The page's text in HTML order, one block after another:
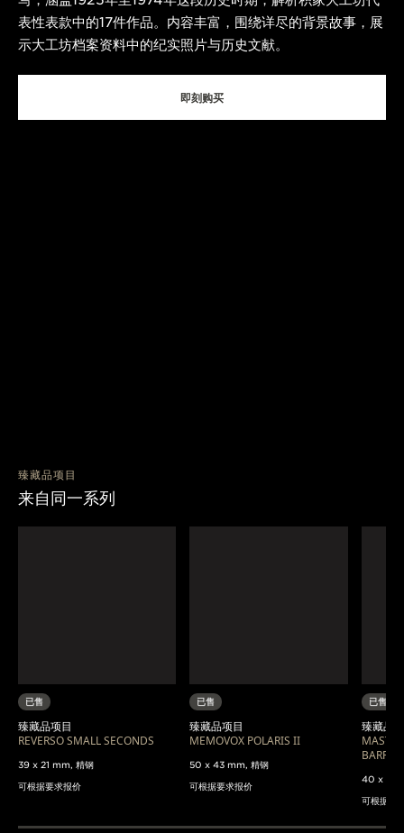
表性表款中的17件作品。内容丰富，围绕详尽的背景故事，展
示大工坊档案资料中的纪实照片与历史文献。
即刻购买
臻藏品项目
来自同一系列
已售
臻藏品项目
REVERSO SMALL SECONDS
39 x 21 mm, 精钢
可根据要求报价
已售
臻藏品项目
MEMOVOX POLARIS II
50 x 43 mm, 精钢
可根据要求报价
已售
臻藏品
40 x 37
可根据要